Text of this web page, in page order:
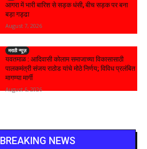
आगरा में भारी बारिश से सड़क धंसी, बीच सड़क पर बना
बड़ा गड्ढा
August 7, 2026
मराठी न्यूज़
यवतमाळ : आदिवासी कोलाम समाजाच्या विकासासाठी
पालकमंत्री संजय राठोड यांचे मोठे निर्णय; विविध प्रलंबित
मागण्या मार्गी
August 6, 2026
BREAKING NEWS